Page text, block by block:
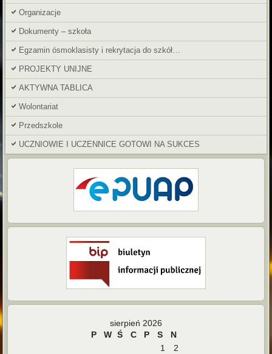
Organizacje
Dokumenty – szkoła
Egzamin ósmoklasisty i rekrytacja do szkół…
PROJEKTY UNIJNE
AKTYWNA TABLICA
Wolontariat
Przedszkole
UCZNIOWIE I UCZENNICE GOTOWI NA SUKCES
sierpień 2026
P
W Ś C P S
N
1
2